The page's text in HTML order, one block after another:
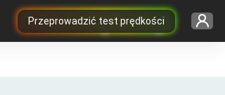
Przeprowadzić test prędkości